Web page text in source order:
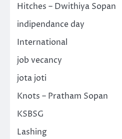
Hitches – Dwithiya Sopan
indipendance day
International
job vecancy
jota joti
Knots – Pratham Sopan
KSBSG
Lashing